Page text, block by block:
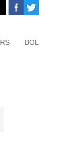
BOL